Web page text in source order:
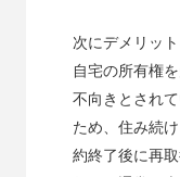
次にデメリッ
自宅の所有権
不向きとされ
ため、住み続
約終了後に再